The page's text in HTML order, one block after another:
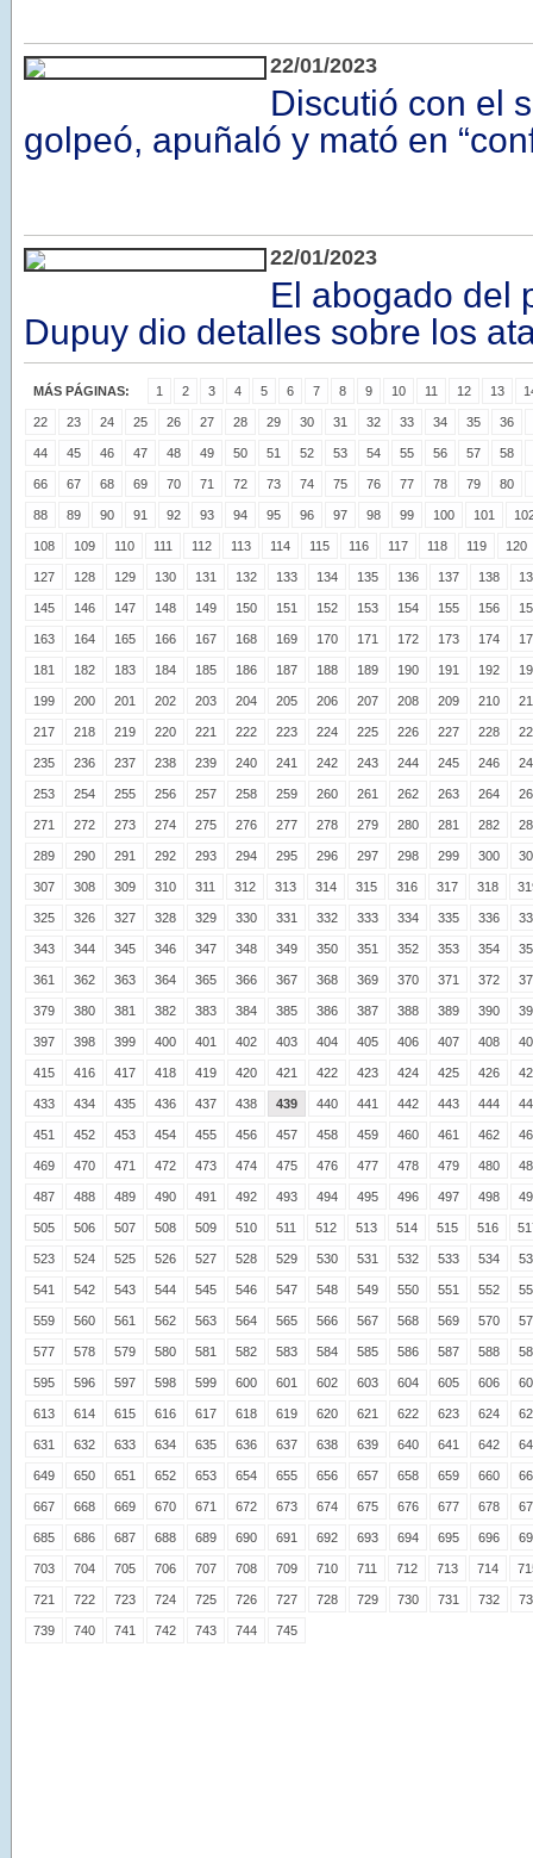
22/01/2023
Discutió con el
golpeó, apuñaló y mató en
22/01/2023
El abogado del
Dupuy dio detalles sobre los
MÁS PÁGINAS: 1 2 3 4 5 6 7 8 9 10 11 12 13
22 23 24 25 26 27 28 29 30 31 32 33 34 35 36
44 45 46 47 48 49 50 51 52 53 54 55 56 57 58
66 67 68 69 70 71 72 73 74 75 76 77 78 79 80
88 89 90 91 92 93 94 95 96 97 98 99 100 101
108 109 110 111 112 113 114 115 116 117 118 119 120
127 128 129 130 131 132 133 134 135 136 137 138
145 146 147 148 149 150 151 152 153 154 155 156
163 164 165 166 167 168 169 170 171 172 173 174
181 182 183 184 185 186 187 188 189 190 191 192
199 200 201 202 203 204 205 206 207 208 209 210
217 218 219 220 221 222 223 224 225 226 227 228
235 236 237 238 239 240 241 242 243 244 245 246
253 254 255 256 257 258 259 260 261 262 263 264
271 272 273 274 275 276 277 278 279 280 281 282
289 290 291 292 293 294 295 296 297 298 299 300
307 308 309 310 311 312 313 314 315 316 317 318
325 326 327 328 329 330 331 332 333 334 335 336
343 344 345 346 347 348 349 350 351 352 353 354
361 362 363 364 365 366 367 368 369 370 371 372
379 380 381 382 383 384 385 386 387 388 389 390
397 398 399 400 401 402 403 404 405 406 407 408
415 416 417 418 419 420 421 422 423 424 425 426
433 434 435 436 437 438 439 440 441 442 443 444
451 452 453 454 455 456 457 458 459 460 461 462
469 470 471 472 473 474 475 476 477 478 479 480
487 488 489 490 491 492 493 494 495 496 497 498
505 506 507 508 509 510 511 512 513 514 515 516
523 524 525 526 527 528 529 530 531 532 533 534
541 542 543 544 545 546 547 548 549 550 551 552
559 560 561 562 563 564 565 566 567 568 569 570
577 578 579 580 581 582 583 584 585 586 587 588
595 596 597 598 599 600 601 602 603 604 605 606
613 614 615 616 617 618 619 620 621 622 623 624
631 632 633 634 635 636 637 638 639 640 641 642
649 650 651 652 653 654 655 656 657 658 659 660
667 668 669 670 671 672 673 674 675 676 677 678
685 686 687 688 689 690 691 692 693 694 695 696
703 704 705 706 707 708 709 710 711 712 713 714
721 722 723 724 725 726 727 728 729 730 731 732
739 740 741 742 743 744 745